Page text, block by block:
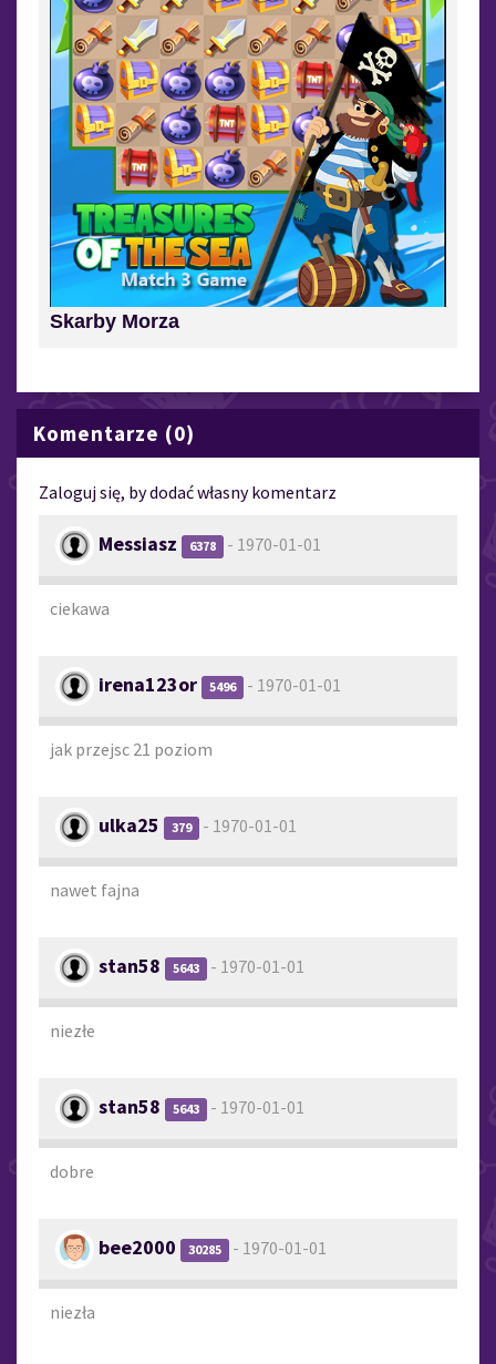
Skarby Morza
Komentarze (0)
Zaloguj się, by dodać własny komentarz
Messiasz 6378 - 1970-01-01
ciekawa
irena123or 5496 - 1970-01-01
jak przejsc 21 poziom
ulka25 379 - 1970-01-01
nawet fajna
stan58 5643 - 1970-01-01
niezłe
stan58 5643 - 1970-01-01
dobre
bee2000 30285 - 1970-01-01
niezła